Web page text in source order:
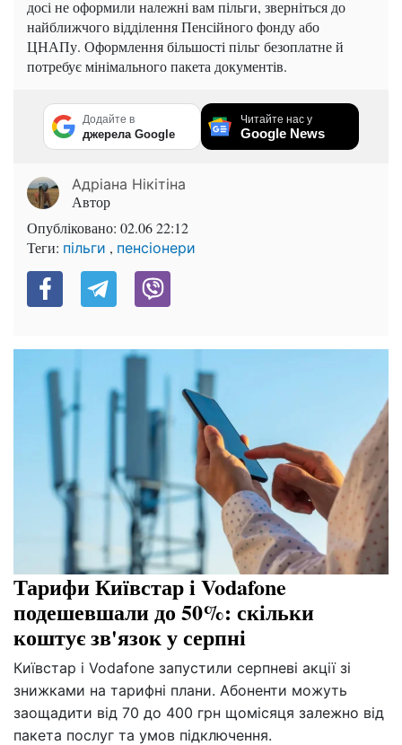
досі не оформили належні вам пільги, зверніться до
найближчого відділення Пенсійного фонду або
ЦНАПу. Оформлення більшості пільг безоплатне й
потребує мінімального пакета документів.
Додайте в
джерела Google
Читайте нас у
Google News
Адріана Нікітіна
Автор
Опубліковано: 02.06 22:12
Теги: пільги , пенсіонери
Тарифи Київстар і Vodafone
подешевшали до 50%: скільки
коштує зв'язок у серпні
Київстар і Vodafone запустили серпневі акції зі
знижками на тарифні плани. Абоненти можуть
заощадити від 70 до 400 грн щомісяця залежно від
пакета послуг та умов підключення.